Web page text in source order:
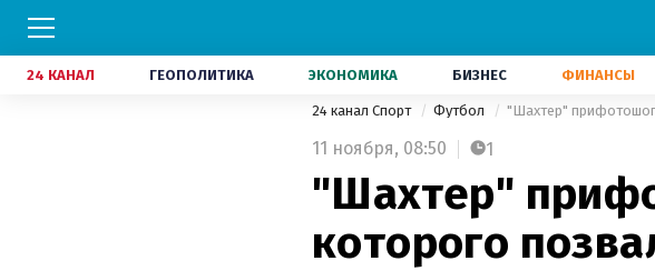
24 КАНАЛ ГЕОПОЛИТИКА ЭКОНОМИКА БИЗНЕС ФИНАНСЫ
24 канал Спорт Футбол "Шахтер"
11 ноября, 08:50 1
"Шахтер"
которого